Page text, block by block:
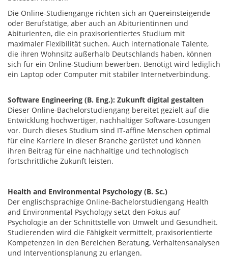
Die Online-Studiengänge richten sich an Quereinsteigende
oder Berufstätige, aber auch an Abiturientinnen und
Abiturienten, die ein praxisorientiertes Studium mit
maximaler Flexibilität suchen. Auch internationale Talente,
die ihren Wohnsitz außerhalb Deutschlands haben, können
sich für ein Online-Studium bewerben. Benötigt wird lediglich
ein Laptop oder Computer mit stabiler Internetverbindung.
Software Engineering (B. Eng.): Zukunft digital gestalten
Dieser Online-Bachelorstudiengang bereitet gezielt auf die
Entwicklung hochwertiger, nachhaltiger Software-Lösungen
vor. Durch dieses Studium sind IT-affine Menschen optimal
für eine Karriere in dieser Branche gerüstet und können
ihren Beitrag für eine nachhaltige und technologisch
fortschrittliche Zukunft leisten.
Health and Environmental Psychology (B. Sc.)
Der englischsprachige Online-Bachelorstudiengang Health
and Environmental Psychology setzt den Fokus auf
Psychologie an der Schnittstelle von Umwelt und Gesundheit.
Studierenden wird die Fähigkeit vermittelt, praxisorientierte
Kompetenzen in den Bereichen Beratung, Verhaltensanalysen
und Interventionsplanung zu erlangen.